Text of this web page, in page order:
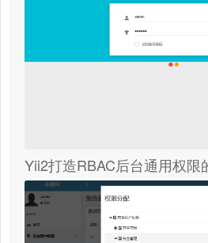
Yii2打造RBAC后台通用权限